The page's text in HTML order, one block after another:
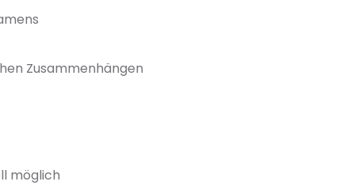
Zusammenhängen
möglich